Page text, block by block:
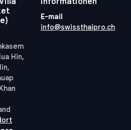
Hin,
E-mail
info@swissthaipro.ch